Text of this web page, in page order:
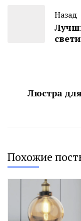
Назад
Люстра
Похожие